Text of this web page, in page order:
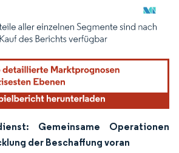
Wiederverwendung erfordert Namensnennung
Gemeinsame Operationen
der Beschaffung voran